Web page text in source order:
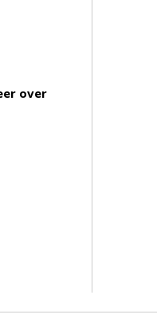
over